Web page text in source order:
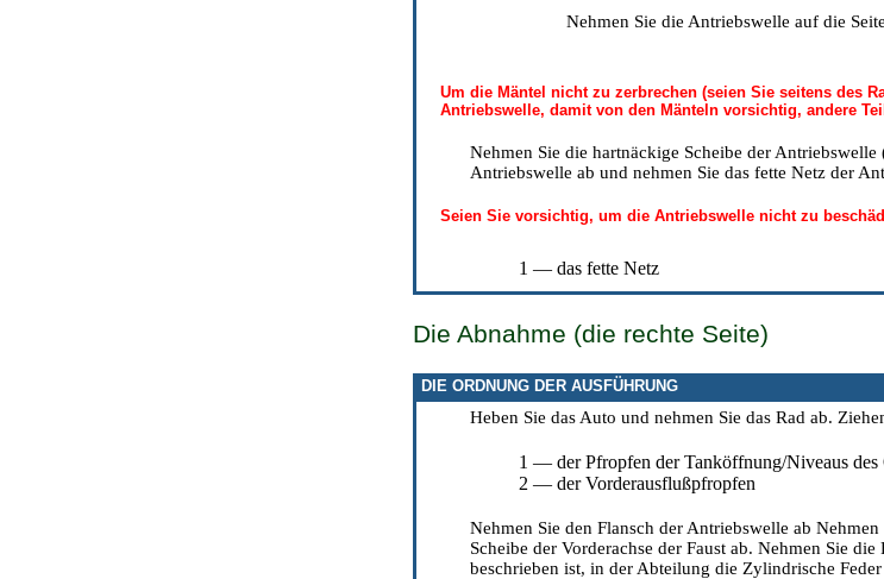
Nehmen Sie die Antriebswelle auf die
Um die Mäntel nicht zu zerbrechen (seien Sie seitens des
Antriebswelle, damit von den Mänteln vorsichtig, andere
Nehmen Sie die hartnäckige Scheibe der
Antriebswelle ab und nehmen Sie das fette Netz der
Seien Sie vorsichtig, um die Antriebswelle nicht zu
1 — das fette Netz
Die Abnahme (die rechte Seite)
DIE ORDNUNG DER AUSFÜHRUNG
Heben Sie das Auto und nehmen Sie das Rad ab.
1 — der Pfropfen der Tanköffnung/Niveaus des
2 — der Vorderausflußpfropfen
Nehmen Sie den Flansch der Antriebswelle ab
Scheibe der Vorderachse der Faust ab. Nehmen Sie
beschrieben ist, in der Abteilung die Zylindrische Feder